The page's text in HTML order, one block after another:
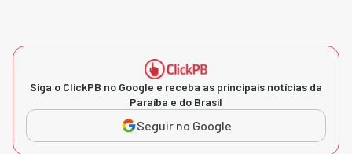
Siga o ClickPB no Google e receba as principais notícias da
Paraíba e do Brasil
Seguir no Google